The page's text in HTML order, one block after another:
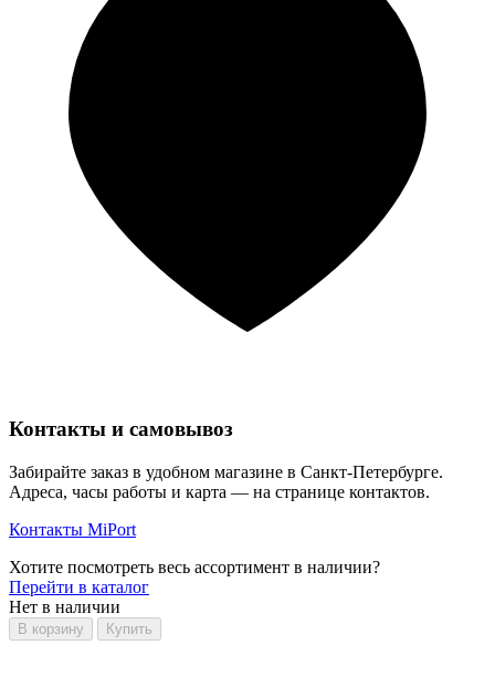
Контакты и самовывоз
Забирайте заказ в удобном магазине в Санкт-Петербурге.
Адреса, часы работы и карта — на странице контактов.
Контакты MiPort
Хотите посмотреть весь ассортимент в наличии?
Перейти в каталог
Нет в наличии
В корзину Купить